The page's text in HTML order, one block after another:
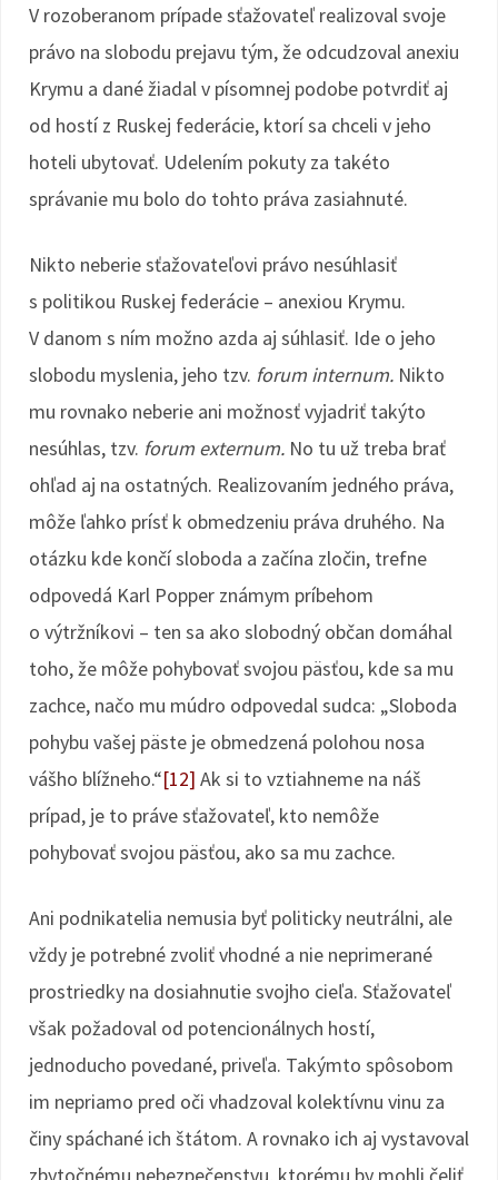
V rozoberanom prípade sťažovateľ realizoval svoje
právo na slobodu prejavu tým, že odcudzoval anexiu
Krymu a dané žiadal v písomnej podobe potvrdiť aj
od hostí z Ruskej federácie, ktorí sa chceli v jeho
hoteli ubytovať. Udelením pokuty za takéto
správanie mu bolo do tohto práva zasiahnuté.
Nikto neberie sťažovateľovi právo nesúhlasiť
s politikou Ruskej federácie – anexiou Krymu.
V danom s ním možno azda aj súhlasiť. Ide o jeho
slobodu myslenia, jeho tzv. forum internum. Nikto
mu rovnako neberie ani možnosť vyjadriť takýto
nesúhlas, tzv. forum externum. No tu už treba brať
ohľad aj na ostatných. Realizovaním jedného práva,
môže ľahko prísť k obmedzeniu práva druhého. Na
otázku kde končí sloboda a začína zločin, trefne
odpovedá Karl Popper známym príbehom
o výtržníkovi – ten sa ako slobodný občan domáhal
toho, že môže pohybovať svojou päsťou, kde sa mu
zachce, načo mu múdro odpovedal sudca: „Sloboda
pohybu vašej päste je obmedzená polohou nosa
vášho blížneho.“[12] Ak si to vztiahneme na náš
prípad, je to práve sťažovateľ, kto nemôže
pohybovať svojou päsťou, ako sa mu zachce.
Ani podnikatelia nemusia byť politicky neutrálni, ale
vždy je potrebné zvoliť vhodné a nie neprimerané
prostriedky na dosiahnutie svojho cieľa. Sťažovateľ
však požadoval od potencionálnych hostí,
jednoducho povedané, priveľa. Takýmto spôsobom
im nepriamo pred oči vhadzoval kolektívnu vinu za
činy spáchané ich štátom. A rovnako ich aj vystavoval
zbytočnému nebezpečenstvu, ktorému by mohli čeliť